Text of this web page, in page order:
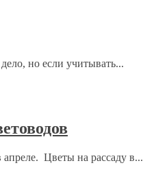
но если учитывать...
Цветы на рассаду в...